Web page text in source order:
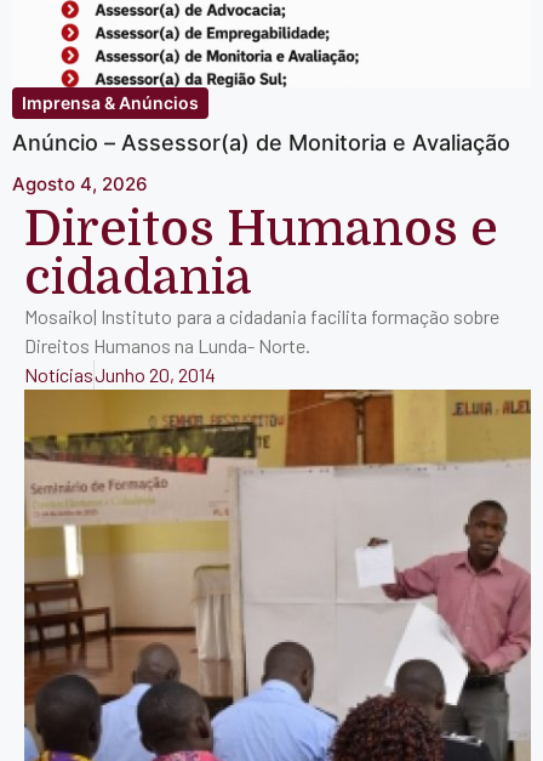
Imprensa & Anúncios
Anúncio – Assessor(a) de Monitoria e Avaliação
Agosto 4, 2026
Direitos Humanos e
cidadania
Mosaiko| Instituto para a cidadania facilita formação sobre
Direitos Humanos na Lunda- Norte.
NotíciasJunho 20, 2014